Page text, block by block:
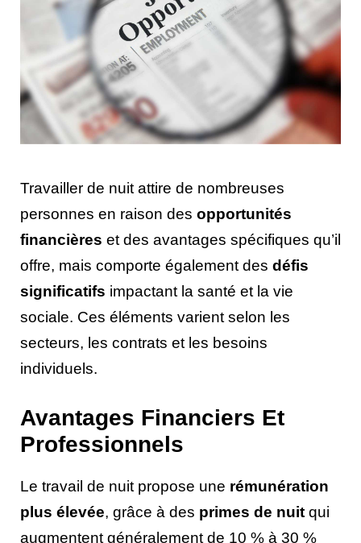
Travailler de nuit attire de nombreuses
personnes en raison des opportunités
financières et des avantages spécifiques qu’il
offre, mais comporte également des défis
significatifs impactant la santé et la vie
sociale. Ces éléments varient selon les
secteurs, les contrats et les besoins
individuels.
Avantages Financiers Et
Professionnels
Le travail de nuit propose une rémunération
plus élevée, grâce à des primes de nuit qui
augmentent généralement de 10 % à 30 %